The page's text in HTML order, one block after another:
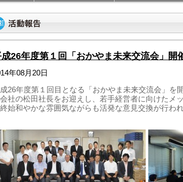
26年度第１回「おかやま未来交流会」開
年08月20日
26年度第１回目となる「おかやま未来交流会」を
社の松田社長をお迎えし、若手経営者に向けたメ
始和やかな雰囲気ながらも活発な意見交換が行わ